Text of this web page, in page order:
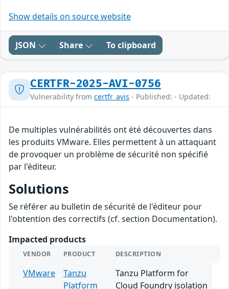
Show details on source website
JSON Share To clipboard
CERTFR-2025-AVI-0756
Vulnerability from certfr_avis - Published: - Updated:
De multiples vulnérabilités ont été découvertes dans
les produits VMware. Elles permettent à un attaquant
de provoquer un problème de sécurité non spécifié
par l'éditeur.
Solutions
Se référer au bulletin de sécurité de l'éditeur pour
l'obtention des correctifs (cf. section Documentation).
Impacted products
VENDOR PRODUCT DESCRIPTION
VMware
Tanzu
Platform
Tanzu Platform for
Cloud Foundry isolation